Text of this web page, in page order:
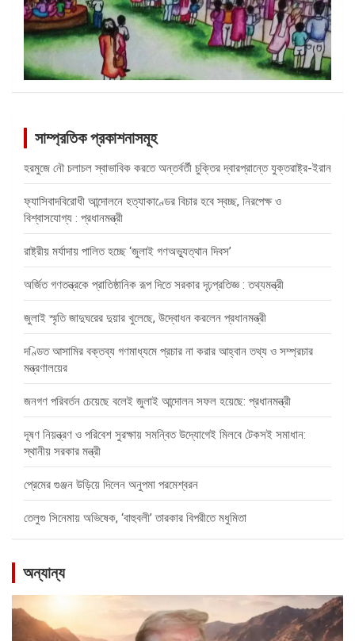
সাম্প্রতিক প্রকাশনাসমূহ
হরমুজে নৌ চলাচল স্বাভাবিক করতে অন্তর্বর্তী চুক্তির দ্বারপ্রান্তে যুক্তরাষ্ট্র-ইরান
ফ্যাসিবাদবিরোধী আন্দোলনে হত্যাকাণ্ডের বিচার হবে স্বচ্ছ, নিরপেক্ষ ও
বিশ্বাসযোগ্য : প্রধানমন্ত্রী
রাষ্ট্রীয় মর্যাদায় পালিত হচ্ছে ‘জুলাই গণঅভ্যুত্থান দিবস’
অর্জিত গণতন্ত্রকে প্রাতিষ্ঠানিক রূপ দিতে সরকার দৃঢ়প্রতিজ্ঞ : তথ্যমন্ত্রী
জুলাই স্মৃতি জাদুঘরের দুয়ার খুলেছে, উদ্বোধন করলেন প্রধানমন্ত্রী
দণ্ডিত আসামির বক্তব্য গণমাধ্যমে প্রচার না করার আহ্বান তথ্য ও সম্প্রচার
মন্ত্রণালয়ের
জনগণ পরিবর্তন চেয়েছে বলেই জুলাই আন্দোলন সফল হয়েছে: প্রধানমন্ত্রী
দূষণ নিয়ন্ত্রণ ও পরিবেশ সুরক্ষায় সমন্বিত উদ্যোগেই মিলবে টেকসই সমাধান:
স্থানীয় সরকার মন্ত্রী
প্রেমের গুঞ্জন উড়িয়ে দিলেন অনুপমা পরমেশ্বরন
তেলুগু সিনেমায় অভিষেক, ‘বাহুবলী’ তারকার বিপরীতে মধুমিতা
অন্যান্য